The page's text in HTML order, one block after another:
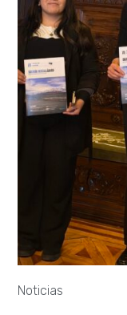
Noticias